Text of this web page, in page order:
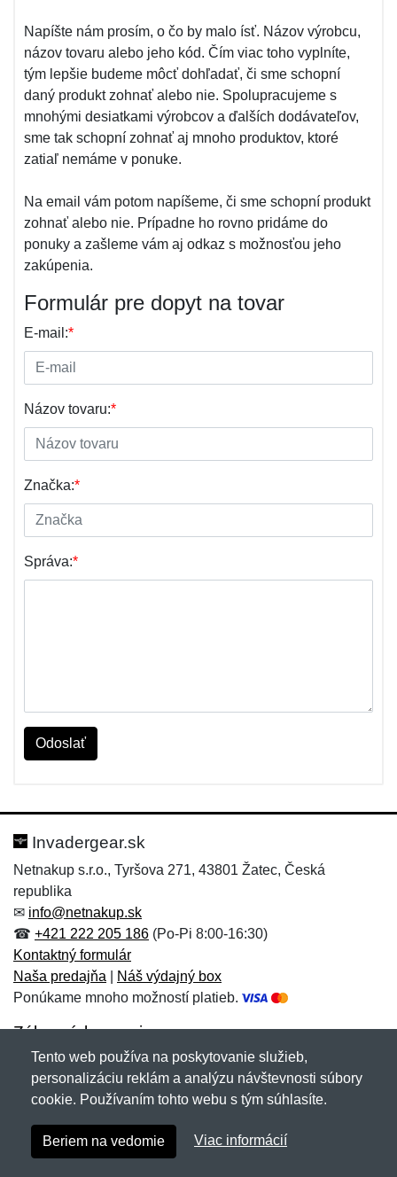
Napíšte nám prosím, o čo by malo ísť. Názov výrobcu,
názov tovaru alebo jeho kód. Čím viac toho vyplníte,
tým lepšie budeme môcť dohľadať, či sme schopní
daný produkt zohnať alebo nie. Spolupracujeme s
mnohými desiatkami výrobcov a ďalších dodávateľov,
sme tak schopní zohnať aj mnoho produktov, ktoré
zatiaľ nemáme v ponuke.
Na email vám potom napíšeme, či sme schopní produkt
zohnať alebo nie. Prípadne ho rovno pridáme do
ponuky a zašleme vám aj odkaz s možnosťou jeho
zakúpenia.
Formulár pre dopyt na tovar
E-mail:*
Názov tovaru:*
Značka:*
Správa:*
Odoslať
Invadergear.sk
Netnakup s.r.o., Tyršova 271, 43801 Žatec, Česká
republika
✉ info@netnakup.sk
☎ +421 222 205 186 (Po-Pi 8:00-16:30)
Kontaktný formulár
Naša predajňa
Náš výdajný box
Ponúkame mnoho možností platieb.
Zákaznícky servis
Novinky emailom
Copyright © 2007-2026 (19 rokov s vami)Netnakup.sk
NetIQ. Všetky práva vyhradené.
Tento web používa na poskytovanie služieb,
personalizáciu reklám a analýzu návštevnosti súbory
cookie. Používaním tohto webu s tým súhlasíte.
Beriem na vedomie Viac informácií